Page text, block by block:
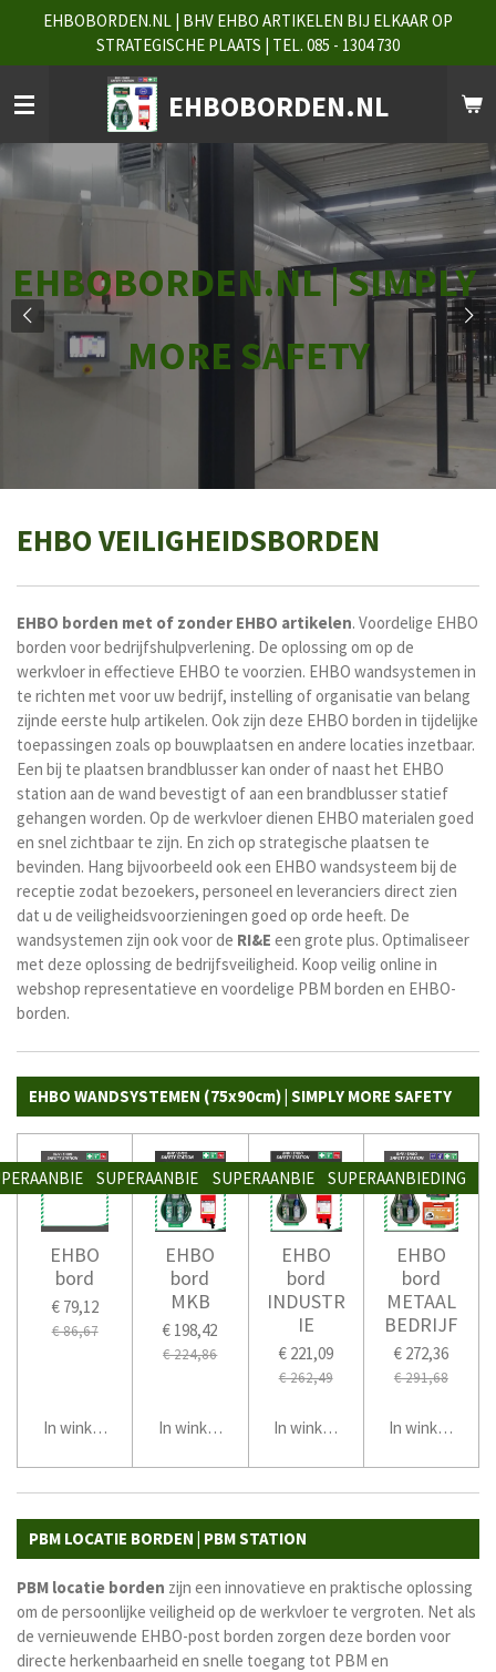
naar
de
hoofdinhoud
EHBOBORDEN.NL
EHBOBORDEN.NL | BHV EHBO ARTIKELEN BIJ ELKAAR OP
STRATEGISCHE PLAATS | TEL. 085 - 1304 730
EHBOBORDEN.NL | SIMPLY
MORE SAFETY
EHBO VEILIGHEIDSBORDEN
EHBO borden met of zonder EHBO artikelen. Voordelige EHBO
borden voor bedrijfshulpverlening. De oplossing om op de
werkvloer in effectieve EHBO te voorzien. EHBO wandsystemen in
te richten met voor uw bedrijf, instelling of organisatie van belang
zijnde eerste hulp artikelen. Ook zijn deze EHBO borden in tijdelijke
toepassingen zoals op bouwplaatsen en andere locaties inzetbaar.
Een bij te plaatsen brandblusser kan onder of naast het EHBO
station aan de wand bevestigt of aan een brandblusser statief
gehangen worden. Op de werkvloer dienen EHBO materialen goed
en snel zichtbaar te zijn. En zich op strategische plaatsen te
bevinden. Hang bijvoorbeeld ook een EHBO wandsysteem bij de
receptie zodat bezoekers, personeel en leveranciers direct zien
dat u de veiligheidsvoorzieningen goed op orde heeft. De
wandsystemen zijn ook voor de RI&E een grote plus. Optimaliseer
met deze oplossing de bedrijfsveiligheid. Koop veilig online in
webshop representatieve en voordelige PBM borden en EHBO-
borden.
EHBO WANDSYSTEMEN (75x90cm) | SIMPLY MORE SAFETY
EHBO
bord
€ 79,12
€ 86,67
In winkelwagen
SUPERAANBIEDING
EHBO
bord
MKB
€ 198,42
€ 224,86
In winkelwagen
SUPERAANBIEDING
EHBO
bord
INDUSTR
IE
€ 221,09
€ 262,49
In winkelwagen
SUPERAANBIEDING
EHBO
bord
METAAL
BEDRIJF
€ 272,36
€ 291,68
In winkelwagen
PBM LOCATIE BORDEN | PBM STATION
PBM locatie borden zijn een innovatieve en praktische oplossing
om de persoonlijke veiligheid op de werkvloer te vergroten. Net als
de vernieuwende EHBO-post borden zorgen deze borden voor
directe herkenbaarheid en snelle toegang tot PBM en